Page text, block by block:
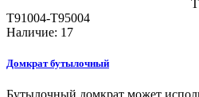
T91004-T95004
Наличие: 17
Домкрат бутылочный